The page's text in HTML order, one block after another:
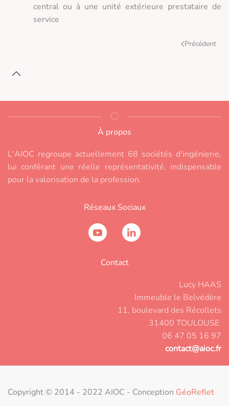
central ou à une unité extérieure prestataire de
service
Précédent
À propos
L'AIOC regroupe actuellement 68 sociétés d'ingénierie,
lui conférant une réelle représentativité, indispensable
pour la valorisation de la profession.
Réseaux Sociaux
Contact
Lucy HAAS
Immeuble le Belvédère
11, boulevard des Récollets
31400 TOULOUSE
06 47 05 16 97
contact@aioc.fr
Copyright © 2014 - 2022 AIOC - Conception GéoReflet